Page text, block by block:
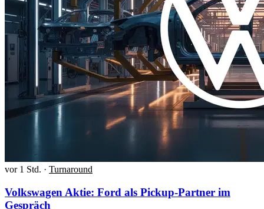
vor 1 Std. · Turnaround
Volkswagen Aktie: Ford als Pickup-Partner im
Gespräch